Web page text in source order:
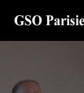
contenu